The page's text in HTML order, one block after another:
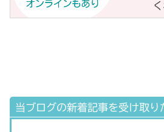
当ブログの新着記事を受け取り